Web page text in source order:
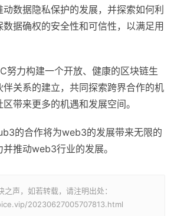
数据隐私保护的发展，并探索如何利
据确权的安全性和可信性，以满足用
努力构建一个开放、健康的区块链生
伴关系的建立，共同探索跨界合作的机
带来更多的机遇和发展空间。
的合作将为web3的发展带来无限的
推动web3行业的发展。
声，如若转载，请注明出处：
20230627005707813.html